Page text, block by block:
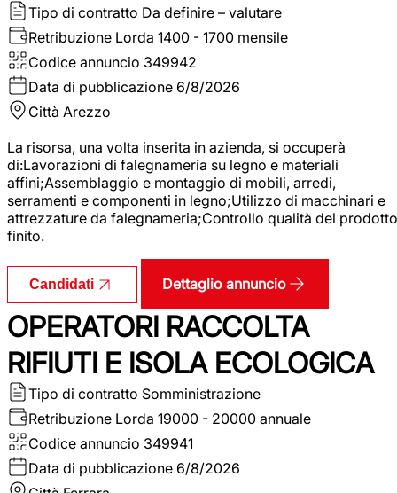
Tipo di contratto Da definire – valutare
Retribuzione Lorda 1400 - 1700 mensile
Codice annuncio 349942
Data di pubblicazione 6/8/2026
Città Arezzo
La risorsa, una volta inserita in azienda, si occuperà
di:Lavorazioni di falegnameria su legno e materiali
affini;Assemblaggio e montaggio di mobili, arredi,
serramenti e componenti in legno;Utilizzo di macchinari e
attrezzature da falegnameria;Controllo qualità del prodotto
finito.
Candidati Dettaglio annuncio
OPERATORI RACCOLTA
RIFIUTI E ISOLA ECOLOGICA
Tipo di contratto Somministrazione
Retribuzione Lorda 19000 - 20000 annuale
Codice annuncio 349941
Data di pubblicazione 6/8/2026